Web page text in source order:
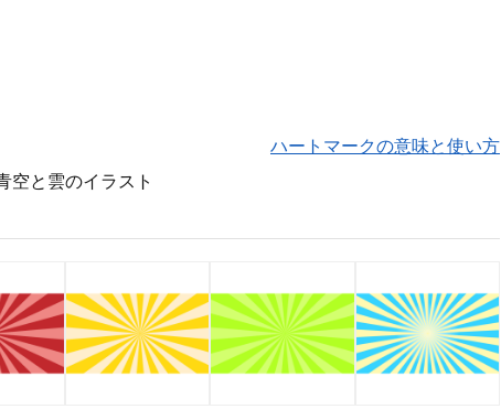
ハートマークの意味と使い方